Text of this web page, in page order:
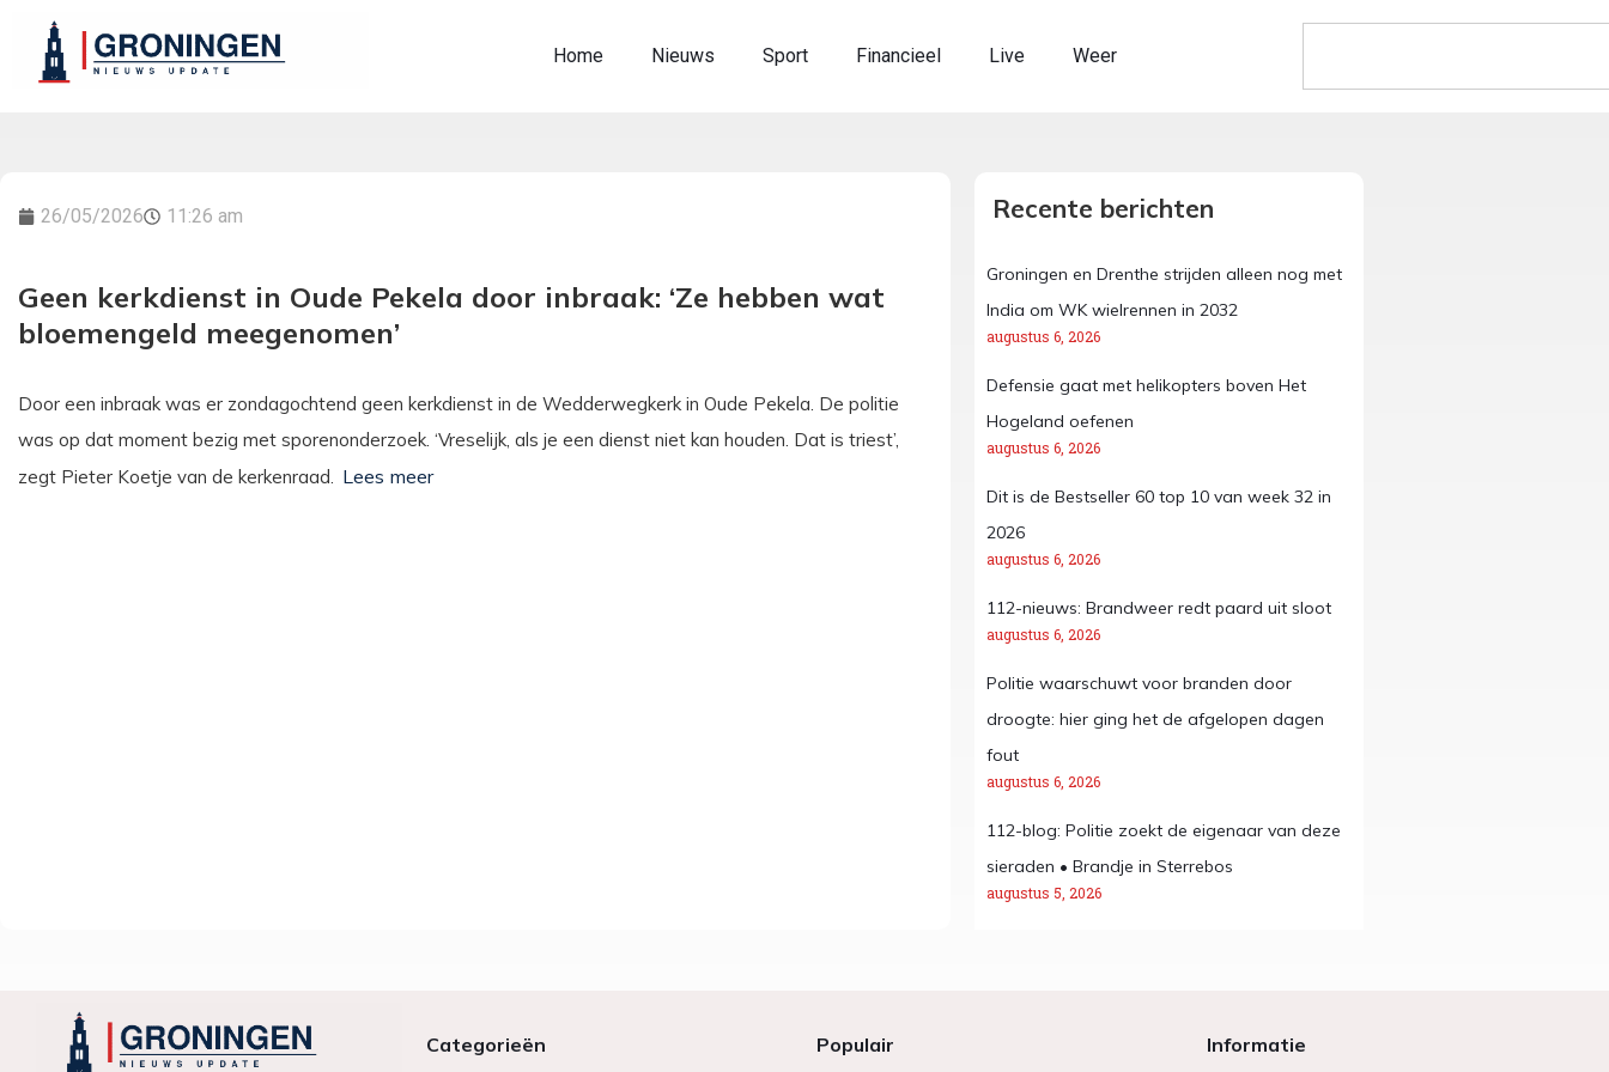
Home Nieuws Sport Financieel Live Weer
26/05/2026 11:26 am
Geen kerkdienst in Oude Pekela door inbraak: ‘Ze hebben wat
bloemengeld meegenomen’
Door een inbraak was er zondagochtend geen kerkdienst in de Wedderwegkerk in Oude Pekela. De politie
was op dat moment bezig met sporenonderzoek. ‘Vreselijk, als je een dienst niet kan houden. Dat is triest’,
zegt Pieter Koetje van de kerkenraad.
Recente berichten
Groningen en Drenthe strijden alleen nog met
India om WK wielrennen in 2032
augustus 6, 2026
Defensie gaat met helikopters boven Het
Hogeland oefenen
augustus 6, 2026
Dit is de Bestseller 60 top 10 van week 32 in
2026
augustus 6, 2026
112-nieuws: Brandweer redt paard uit sloot
augustus 6, 2026
Politie waarschuwt voor branden door
droogte: hier ging het de afgelopen dagen
fout
augustus 6, 2026
112-blog: Politie zoekt de eigenaar van deze
sieraden • Brandje in Sterrebos
augustus 5, 2026
Categorieën Populair Informatie